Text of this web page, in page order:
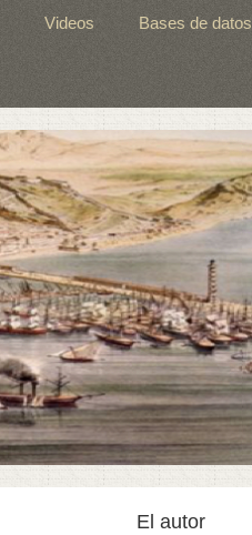
Videos Bases de datos
El autor